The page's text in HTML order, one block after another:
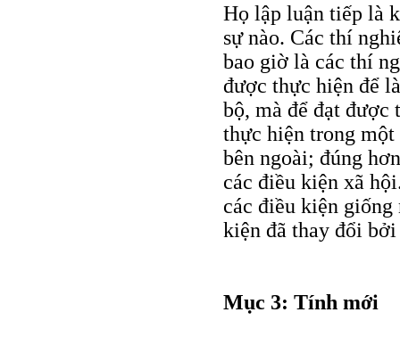
Họ lập luận tiếp là
sự nào. Các thí
bao giờ là các thí
được thực hiện để
bộ, mà để đạt được
thực hiện trong
bên ngoài; đúng
các điều kiện xã
các điều kiện
kiện đã thay đổi
Mục 3: Tính mới